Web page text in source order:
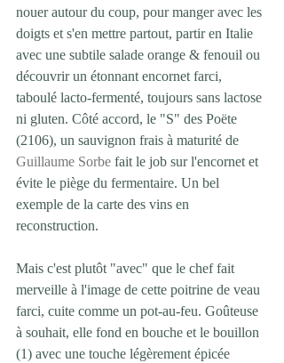
nouer autour du coup, pour manger avec les
doigts et s'en mettre partout, partir en Italie
avec une subtile salade orange & fenouil ou
découvrir un étonnant encornet farci,
taboulé lacto-fermenté, toujours sans lactose
ni gluten. Côté accord, le "S" des Poëte
(2106), un sauvignon frais à maturité de
Guillaume Sorbe fait le job sur l'encornet et
évite le piège du fermentaire. Un bel
exemple de la carte des vins en
reconstruction.
Mais c'est plutôt "avec" que le chef fait
merveille à l'image de cette poitrine de veau
farci, cuite comme un pot-au-feu. Goûteuse
à souhait, elle fond en bouche et le bouillon
(1) avec une touche légèrement épicée